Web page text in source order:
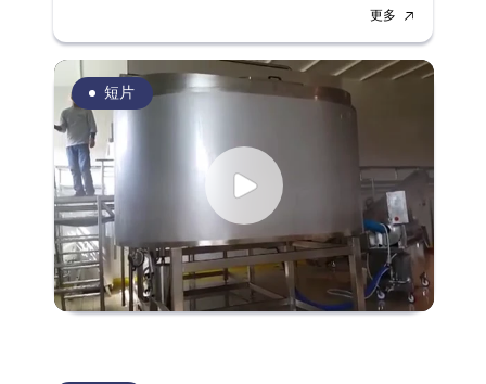
短片
更多